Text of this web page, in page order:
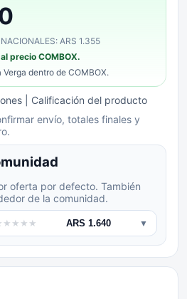
ARS 1.355
precio COMBOX.
Verga dentro de COMBOX.
| Calificación del producto
envío, totales finales y
oferta por defecto. También
de la comunidad.
★ ★ ★ ★ ARS 1.640 ▼